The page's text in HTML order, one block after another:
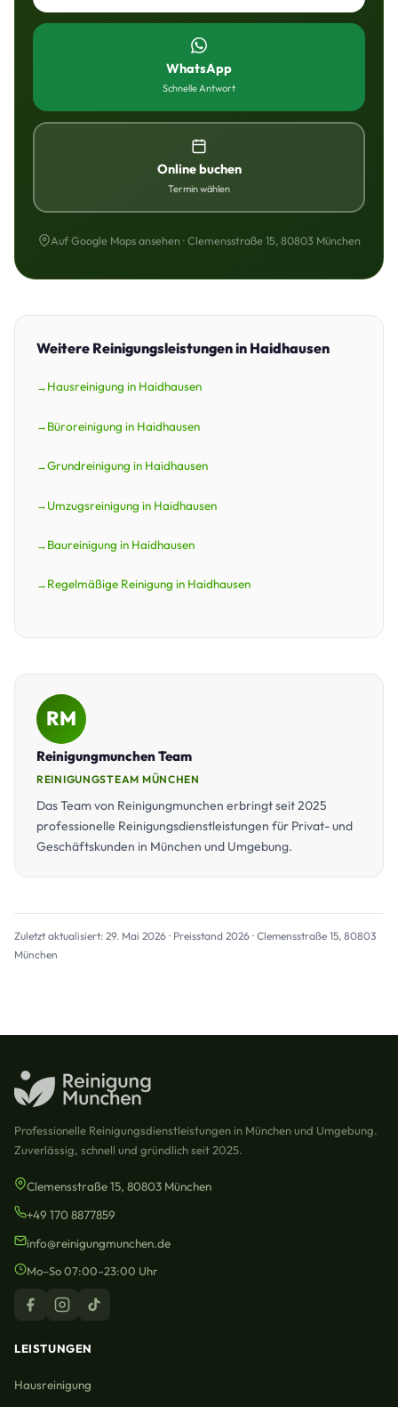
WhatsApp
Schnelle Antwort
Online buchen
Termin wählen
Auf Google Maps ansehen · Clemensstraße 15, 80803 München
Weitere Reinigungsleistungen in Haidhausen
Hausreinigung in Haidhausen
Büroreinigung in Haidhausen
Grundreinigung in Haidhausen
Umzugsreinigung in Haidhausen
Baureinigung in Haidhausen
Regelmäßige Reinigung in Haidhausen
RM
Reinigungmunchen Team
REINIGUNGSTEAM MÜNCHEN
Das Team von Reinigungmunchen erbringt seit 2025
professionelle Reinigungsdienstleistungen für Privat- und
Geschäftskunden in München und Umgebung.
Zuletzt aktualisiert: 29. Mai 2026 · Preisstand 2026 · Clemensstraße 15, 80803
München
Professionelle Reinigungsdienstleistungen in München und Umgebung.
Zuverlässig, schnell und gründlich seit 2025.
Clemensstraße 15, 80803 München
+49 170 8877859
info@reinigungmunchen.de
Mo–So 07:00–23:00 Uhr
LEISTUNGEN
Hausreinigung